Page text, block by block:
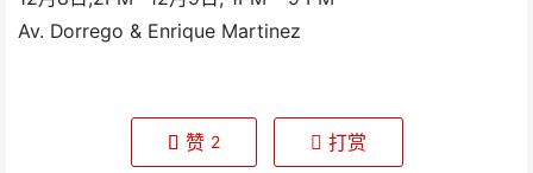
Av. Dorrego & Enrique Martinez
赞 2 打赏